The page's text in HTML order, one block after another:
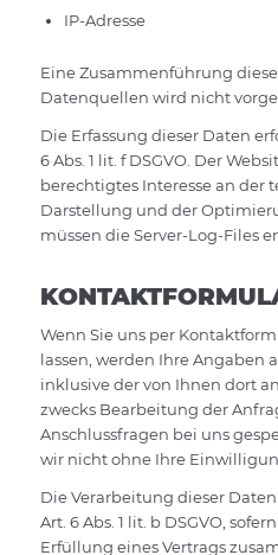
IP-Adresse
Eine Zusammenführung
Datenquellen wird nicht
Die Erfassung dieser Daten
6 Abs. 1 lit. f DSGVO. Der
berechtigtes Interesse an der
Darstellung und der
müssen die Server-Log-Files
Wenn Sie uns per
lassen, werden Ihre Angaben
inklusive der von Ihnen dort
zwecks Bearbeitung der
Anschlussfragen bei uns
wir nicht ohne Ihre
Die Verarbeitung dieser
Art. 6 Abs. 1 lit. b DSGVO,
Erfüllung eines Vertrags